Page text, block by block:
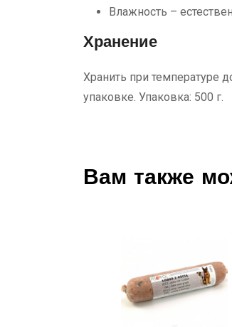
Влажность –
Хранение
Хранить при температуре
упаковке. Упаковка: 500 г.
Вам также